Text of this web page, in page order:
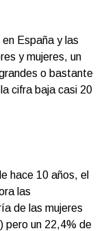
España y las
y mujeres, un
o bastante
cifra baja casi 20
hace 10 años, el
las
de las mujeres
pero un 22,4% de